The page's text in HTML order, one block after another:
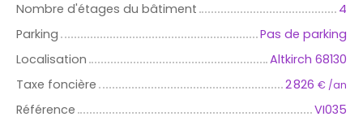
Nombre d'étages du bâtiment
4
Parking
Pas de parking
Localisation
Altkirch 68130
Taxe foncière
2 826 € /an
Référence VI035